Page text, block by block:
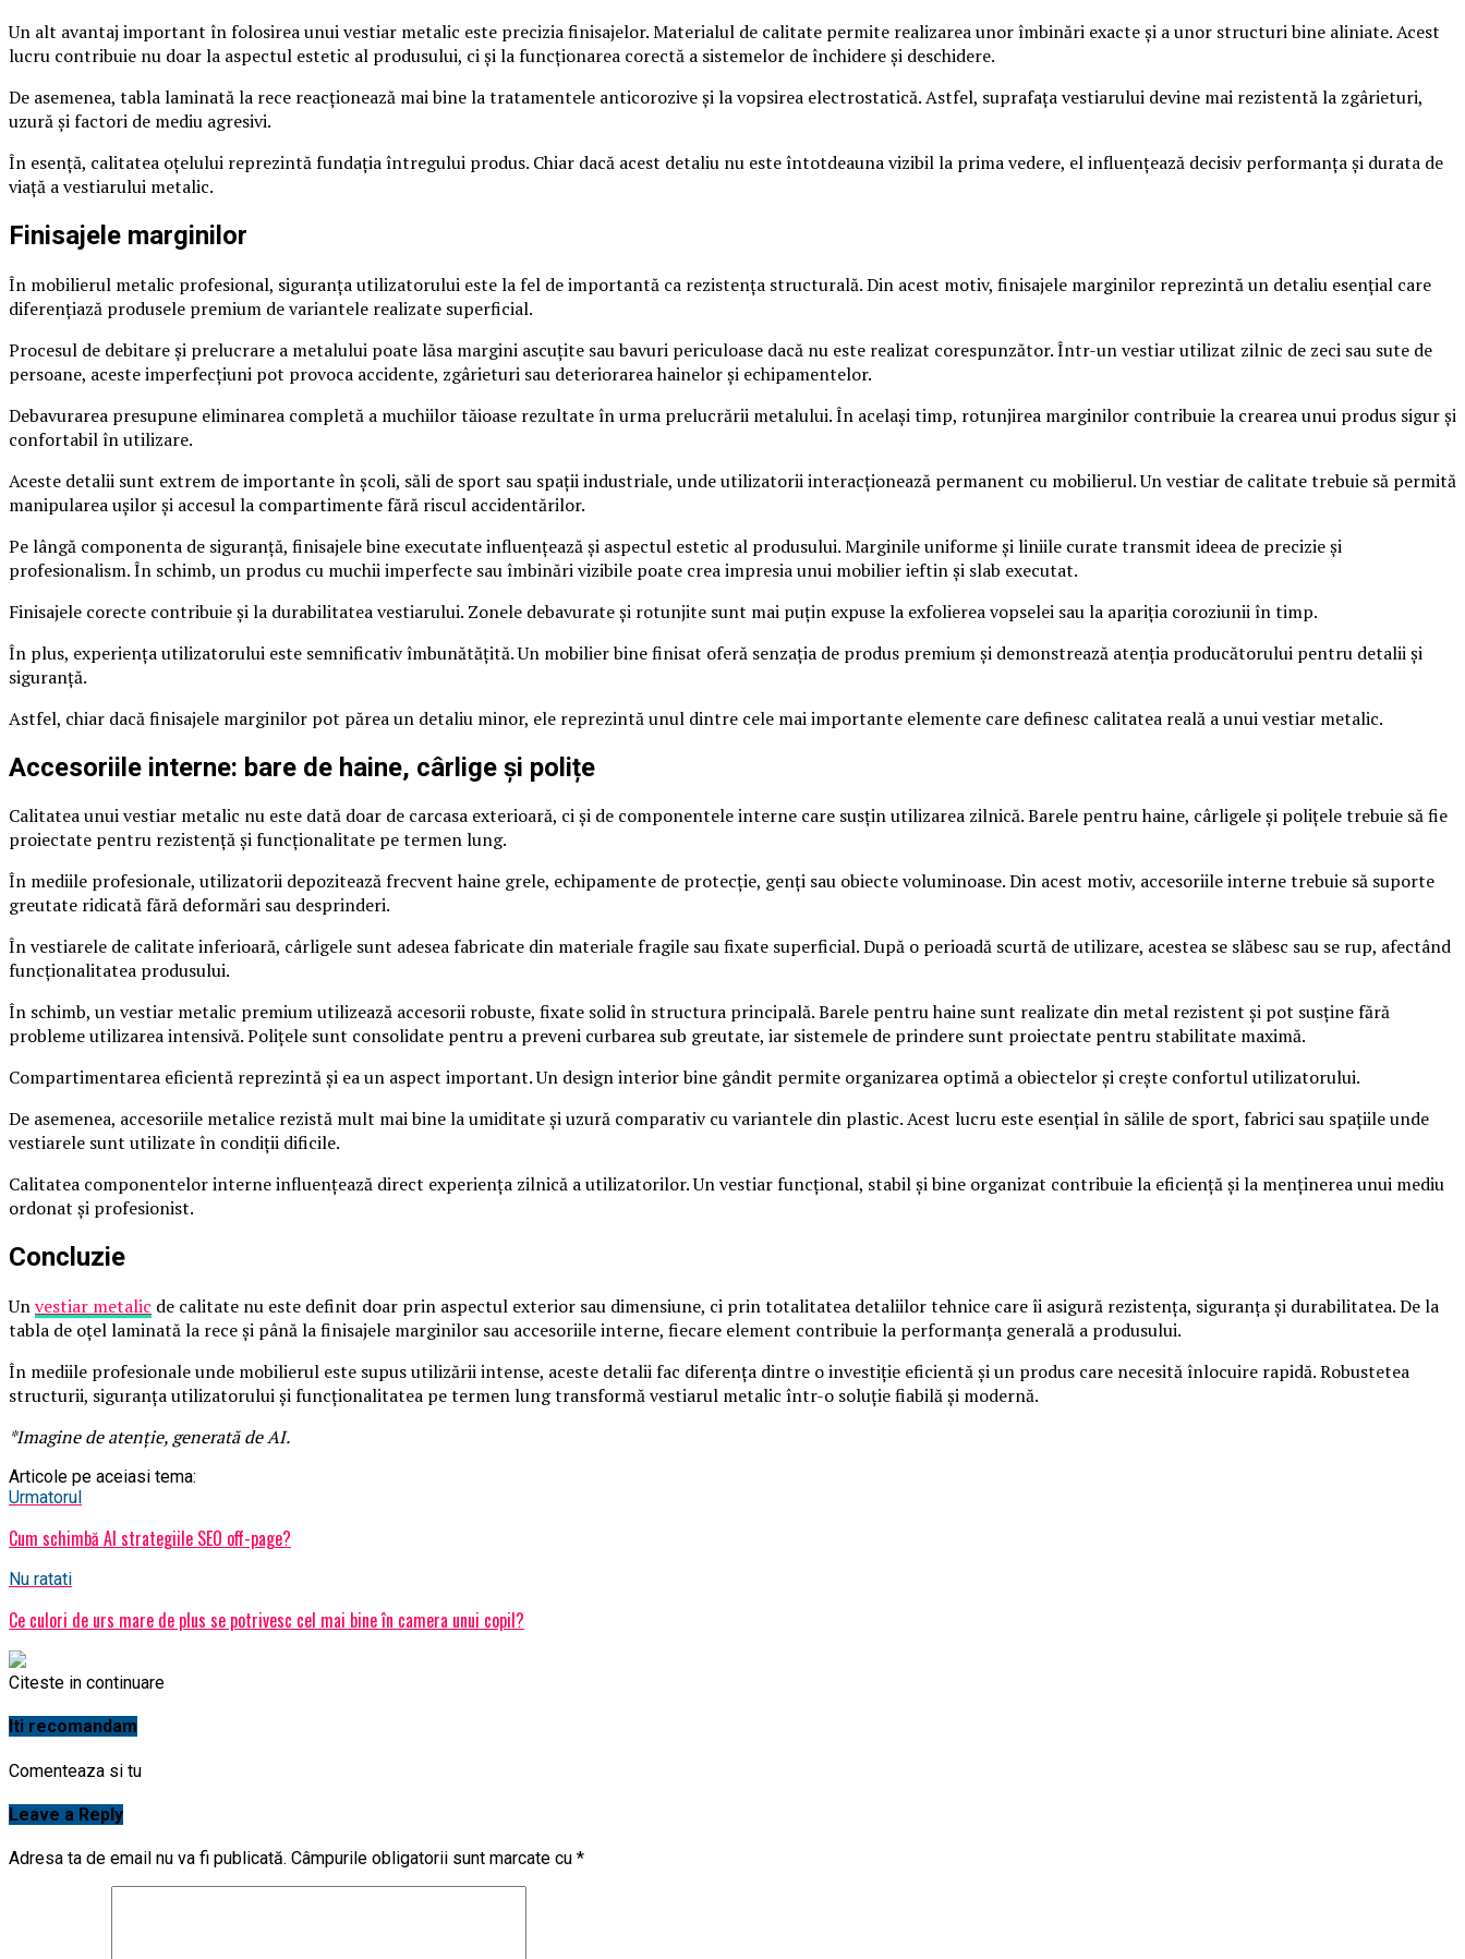
Un alt avantaj important în folosirea unui vestiar metalic este precizia finisajelor. Materialul de calitate permite realizarea unor îmbinări exacte și a unor structuri bine aliniate. Acest
lucru contribuie nu doar la aspectul estetic al produsului, ci și la funcționarea corectă a sistemelor de închidere și deschidere.
De asemenea, tabla laminată la rece reacționează mai bine la tratamentele anticorozive și la vopsirea electrostatică. Astfel, suprafața vestiarului devine mai rezistentă la zgârieturi,
uzură și factori de mediu agresivi.
În esență, calitatea oțelului reprezintă fundația întregului produs. Chiar dacă acest detaliu nu este întotdeauna vizibil la prima vedere, el influențează decisiv performanța și durata de
viață a vestiarului metalic.
Finisajele marginilor
În mobilierul metalic profesional, siguranța utilizatorului este la fel de importantă ca rezistența structurală. Din acest motiv, finisajele marginilor reprezintă un detaliu esențial care
diferențiază produsele premium de variantele realizate superficial.
Procesul de debitare și prelucrare a metalului poate lăsa margini ascuțite sau bavuri periculoase dacă nu este realizat corespunzător. Într-un vestiar utilizat zilnic de zeci sau sute de
persoane, aceste imperfecțiuni pot provoca accidente, zgârieturi sau deteriorarea hainelor și echipamentelor.
Debavurarea presupune eliminarea completă a muchiilor tăioase rezultate în urma prelucrării metalului. În același timp, rotunjirea marginilor contribuie la crearea unui produs sigur și
confortabil în utilizare.
Aceste detalii sunt extrem de importante în școli, săli de sport sau spații industriale, unde utilizatorii interacționează permanent cu mobilierul. Un vestiar de calitate trebuie să permită
manipularea ușilor și accesul la compartimente fără riscul accidentărilor.
Pe lângă componenta de siguranță, finisajele bine executate influențează și aspectul estetic al produsului. Marginile uniforme și liniile curate transmit ideea de precizie și
profesionalism. În schimb, un produs cu muchii imperfecte sau îmbinări vizibile poate crea impresia unui mobilier ieftin și slab executat.
Finisajele corecte contribuie și la durabilitatea vestiarului. Zonele debavurate și rotunjite sunt mai puțin expuse la exfolierea vopselei sau la apariția coroziunii în timp.
În plus, experiența utilizatorului este semnificativ îmbunătățită. Un mobilier bine finisat oferă senzația de produs premium și demonstrează atenția producătorului pentru detalii și
siguranță.
Astfel, chiar dacă finisajele marginilor pot părea un detaliu minor, ele reprezintă unul dintre cele mai importante elemente care definesc calitatea reală a unui vestiar metalic.
Accesoriile interne: bare de haine, cârlige și polițe
Calitatea unui vestiar metalic nu este dată doar de carcasa exterioară, ci și de componentele interne care susțin utilizarea zilnică. Barele pentru haine, cârligele și polițele trebuie să fie
proiectate pentru rezistență și funcționalitate pe termen lung.
În mediile profesionale, utilizatorii depozitează frecvent haine grele, echipamente de protecție, genți sau obiecte voluminoase. Din acest motiv, accesoriile interne trebuie să suporte
greutate ridicată fără deformări sau desprinderi.
În vestiarele de calitate inferioară, cârligele sunt adesea fabricate din materiale fragile sau fixate superficial. După o perioadă scurtă de utilizare, acestea se slăbesc sau se rup, afectând
funcționalitatea produsului.
În schimb, un vestiar metalic premium utilizează accesorii robuste, fixate solid în structura principală. Barele pentru haine sunt realizate din metal rezistent și pot susține fără
probleme utilizarea intensivă. Polițele sunt consolidate pentru a preveni curbarea sub greutate, iar sistemele de prindere sunt proiectate pentru stabilitate maximă.
Compartimentarea eficientă reprezintă și ea un aspect important. Un design interior bine gândit permite organizarea optimă a obiectelor și crește confortul utilizatorului.
De asemenea, accesoriile metalice rezistă mult mai bine la umiditate și uzură comparativ cu variantele din plastic. Acest lucru este esențial în sălile de sport, fabrici sau spațiile unde
vestiarele sunt utilizate în condiții dificile.
Calitatea componentelor interne influențează direct experiența zilnică a utilizatorilor. Un vestiar funcțional, stabil și bine organizat contribuie la eficiență și la menținerea unui mediu
ordonat și profesionist.
Concluzie
Unvestiar metalic de calitate nu este definit doar prin aspectul exterior sau dimensiune, ci prin totalitatea detaliilor tehnice care îi asigură rezistența, siguranța și durabilitatea. De la
tabla de oțel laminată la rece și până la finisajele marginilor sau accesoriile interne, fiecare element contribuie la performanța generală a produsului.
În mediile profesionale unde mobilierul este supus utilizării intense, aceste detalii fac diferența dintre o investiție eficientă și un produs care necesită înlocuire rapidă. Robustetea
structurii, siguranța utilizatorului și funcționalitatea pe termen lung transformă vestiarul metalic într-o soluție fiabilă și modernă.
*Imagine de atenţie, generată de AI.
Articole pe aceiasi tema:
Urmatorul
Cum schimbă AI strategiile SEO off-page?
Nu ratati
Ce culori de urs mare de plus se potrivesc cel mai bine în camera unui copil?
Citeste in continuare
Iti recomandam
Comenteaza si tu
Leave a Reply
Adresa ta de email nu va fi publicată. Câmpurile obligatorii sunt marcate cu *